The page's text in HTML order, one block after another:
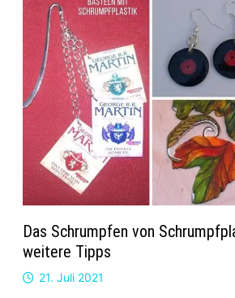
Das Schrumpfen von
weitere Tipps
21. Juli 2021